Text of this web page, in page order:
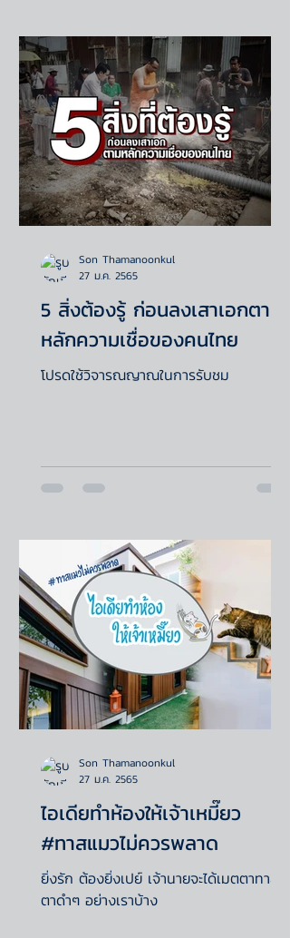
5 สิ่งต้องรู้ ก่อนลงเสาเอกตาม
หลักความเชื่อของคนไทย
โปรดใช้วิจารณญาณในการรับชม
Son Thamanoonkul
27 ม.ค. 2565
ไอเดียทำห้องให้เจ้าเหมี๊ยว
#ทาสแมวไม่ควรพลาด
ยิ่งรัก ต้องยิ่งเปย์ เจ้านายจะได้เมตตาทาส
ตาดำๆ อย่างเราบ้าง
Son Thamanoonkul
27 ม.ค. 2565